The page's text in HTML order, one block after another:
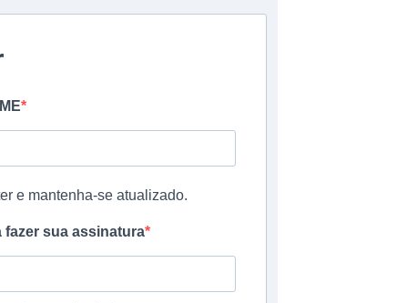
e mantenha-se atualizado.
fazer sua assinatura